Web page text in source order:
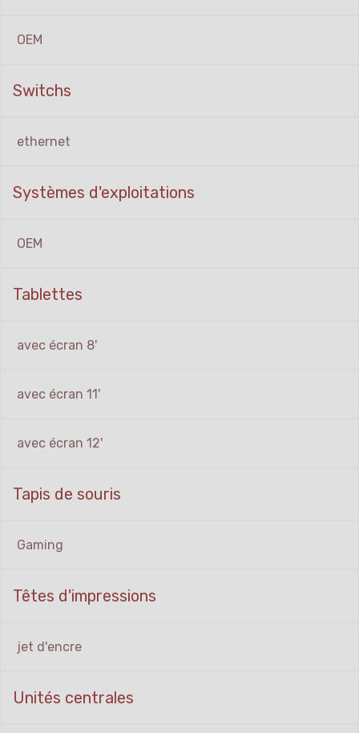
OEM
Switchs
ethernet
Systèmes d'exploitations
OEM
Tablettes
avec écran 8'
avec écran 11'
avec écran 12'
Tapis de souris
Gaming
Têtes d'impressions
jet d'encre
Unités centrales